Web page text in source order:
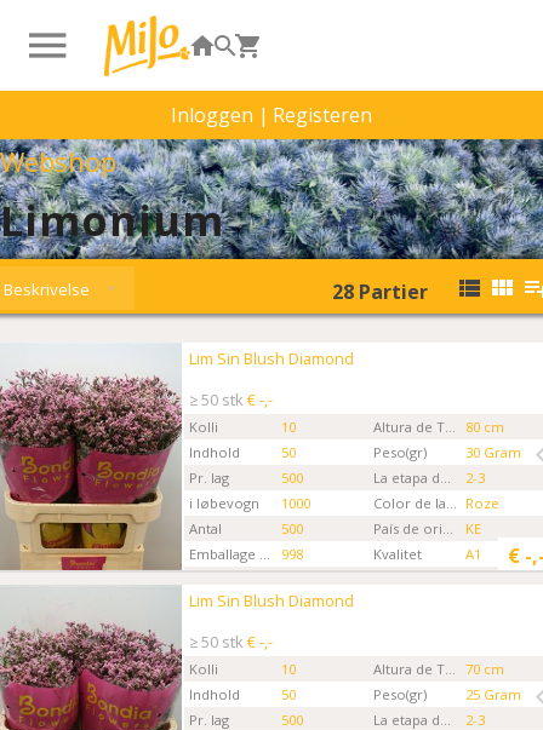
Inloggen | Registeren
Webshop
Limonium
Beskrivelse 28 Partier
Lim Sin Blush Diamond
≥ 50 stk € -,-
Kolli 10 Altura de Tallo
80 cm
Indhold
50 Peso(gr)
30 Gram
Pr. lag
500
2-3
i løbevogn
1000
Roze
Antal
500
KE
998 Kvalitet
A1
€ -
Lim Sin Blush Diamond
Kies eerst een ordertype.
Lim Sin Blush Diamond
≥ 50 stk € -,-
Kolli 10 Altura de Tallo
70 cm
Indhold
50 Peso(gr)
25 Gram
Pr. lag
500
2-3
Lim Sin Blush Diamond
Kies eerst een ordertype.